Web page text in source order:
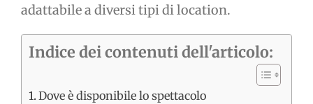
adattabile a diversi tipi di location.
Indice dei contenuti dell'articolo:
Dove è disponibile lo spettacolo